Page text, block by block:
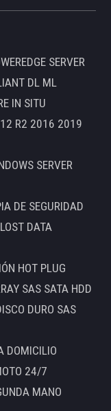
SERVER
DL ML
IN SITU
R2 2016 2019
SERVER
DE SEGURIDAD
DATA
HOT PLUG
SAS SATA HDD
DURO SAS
DOMICILIO
24/7
MANO